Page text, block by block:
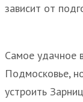
зависит от
Самое удачное
Подмосковье,
устроить